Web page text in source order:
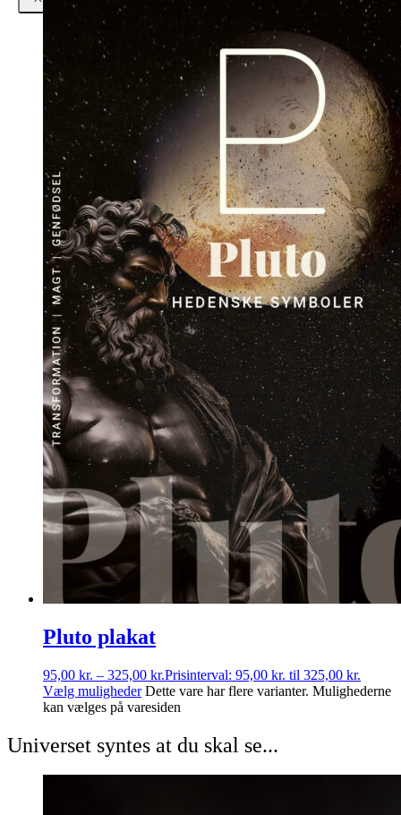
Pluto plakat
95,00 kr. – 325,00 kr.Prisinterval: 95,00 kr. til 325,00 kr.
Vælg muligheder Dette vare har flere varianter. Mulighederne
kan vælges på varesiden
Universet syntes at du skal se...